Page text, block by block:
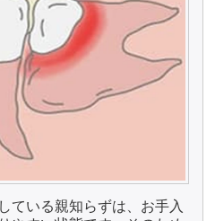
ている親知らずは、お手入